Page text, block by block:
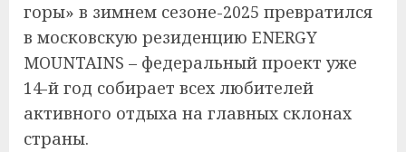
горы» в зимнем сезоне-2025 превратился
в московскую резиденцию ENERGY
MOUNTAINS – федеральный проект уже
14-й год собирает всех любителей
активного отдыха на главных склонах
страны.